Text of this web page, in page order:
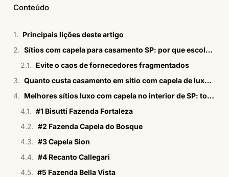
Conteúdo
Principais lições deste artigo
Sítios com capela para casamento SP: por que escolher luxo no interior?
Evite o caos de fornecedores fragmentados
Quanto custa casamento em sítio com capela de luxo em SP?
Melhores sítios luxo com capela no interior de SP: top 10
#1 Bisutti Fazenda Fortaleza
#2 Fazenda Capela do Bosque
#3 Capela Sion
#4 Recanto Callegari
#5 Fazenda Bella Vista